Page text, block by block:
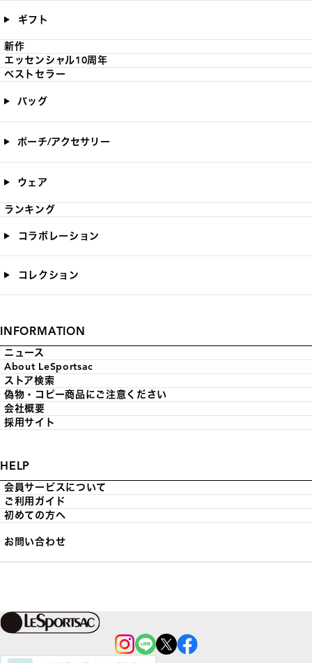
ギフト
新作
エッセンシャル10周年
ベストセラー
バッグ
ポーチ/アクセサリー
ウェア
ランキング
コラボレーション
コレクション
INFORMATION
ニュース
About LeSportsac
ストア検索
偽物・コピー商品にご注意ください
会社概要
採用サイト
HELP
会員サービスについて
ご利用ガイド
初めての方へ
お問い合わせ